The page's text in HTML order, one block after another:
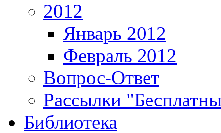
2012
Январь 2012
Февраль 2012
Вопрос-Ответ
Рассылки
Библиотека